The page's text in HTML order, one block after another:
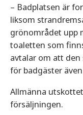
– Badplatsen är
liksom
grönområdet upp
toaletten som
avtalar om att
för badgäster
Allmänna
försäljningen.